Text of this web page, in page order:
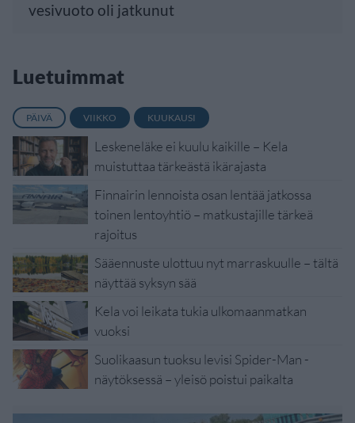
vesivuoto oli jatkunut
Luetuimmat
PÄIVÄ VIIKKO KUUKAUSI
Leskeneläke ei kuulu kaikille – Kela
muistuttaa tärkeästä ikärajasta
Finnairin lennoista osan lentää jatkossa
toinen lentoyhtiö – matkustajille tärkeä
rajoitus
Sääennuste ulottuu nyt marraskuulle – tältä
näyttää syksyn sää
Kela voi leikata tukia ulkomaanmatkan
vuoksi
Suolikaasun tuoksu levisi Spider-Man -
näytöksessä – yleisö poistui paikalta